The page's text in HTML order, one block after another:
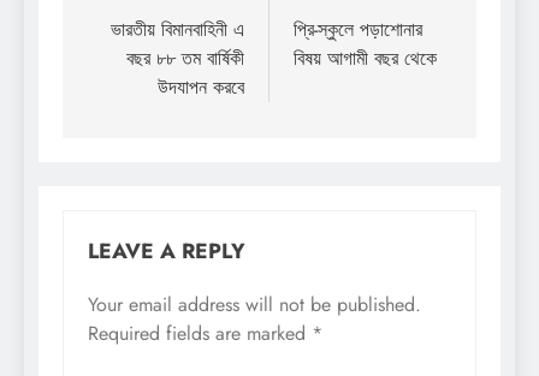
navigation
ভারতীয় বিমানবাহিনী এ
বছর ৮৮ তম বার্ষিকী
উদযাপন করবে
প্রি-স্কুলে পড়াশোনার
বিষয় আগামী বছর থেকে
LEAVE A REPLY
Your email address will not be published.
Required fields are marked *